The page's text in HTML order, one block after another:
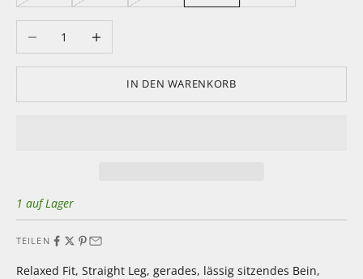
Anzahl verringernAnzahl erhöhen
IN DEN WARENKORB
1 auf Lager
TEILEN
Relaxed Fit, Straight Leg, gerades, lässig sitzendes Bein,